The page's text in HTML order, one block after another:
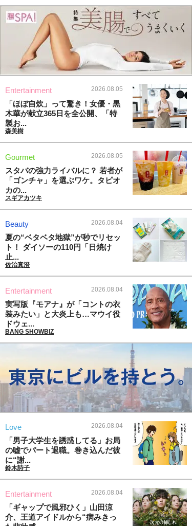
Entertainment 2026.08.05
「ほぼ自炊」って驚き！女優・黒
木華が献立365日を全公開、「特
製お...
森美樹
Gourmet 2026.08.05
スタバの強力ライバルに？ 若者が
「ゴンチャ」を選ぶワケ。タピオ
カの...
スギアカツキ
Beauty 2026.08.04
夏の“ベタベタ地獄”が秒でリセッ
ト！ ダイソーの110円「日焼け
止...
佐治真澄
Entertainment 2026.08.04
実写版『モアナ』が「コントの衣
装みたい」と大炎上も…マウイ役
ドウェ...
BANG SHOWBIZ
Love 2026.08.04
「男子大学生を誘惑してる」お局
の嘘でパート退職。巻き込んだ彼
に“謝...
鈴木詩子
Entertainment 2026.08.04
「ギャップで風邪ひく」山田涼
介、王道アイドルから“病みきっ